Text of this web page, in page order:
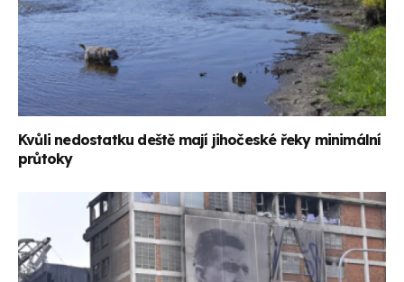
Kvůli nedostatku deště mají jihočeské řeky minimální
průtoky